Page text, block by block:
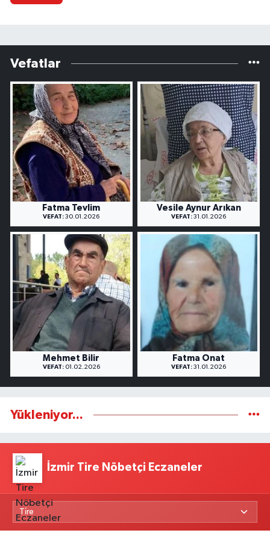
Vefatlar
Fatma Tevlim
VEFAT: 30.01.2026
Vesile Aynur Arıkan
VEFAT: 31.01.2026
Mehmet Bilir
VEFAT:01.02.2026
Fatma Onat
VEFAT: 31.01.2026
Yükleniyor...
İzmir Tire Nöbetçi Eczaneler